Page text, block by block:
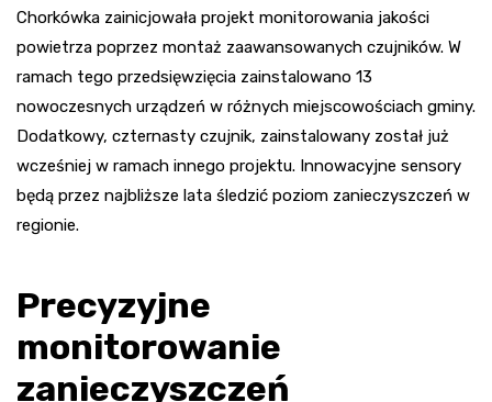
Chorkówka zainicjowała projekt monitorowania jakości
powietrza poprzez montaż zaawansowanych czujników. W
ramach tego przedsięwzięcia zainstalowano 13
nowoczesnych urządzeń w różnych miejscowościach gminy.
Dodatkowy, czternasty czujnik, zainstalowany został już
wcześniej w ramach innego projektu. Innowacyjne sensory
będą przez najbliższe lata śledzić poziom zanieczyszczeń w
regionie.
Precyzyjne
monitorowanie
zanieczyszczeń